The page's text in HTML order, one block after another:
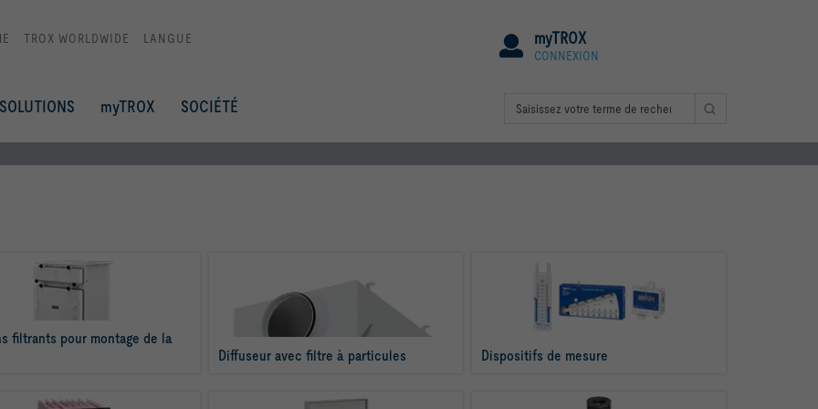
TROX WORLDWIDE LANGUE myTROX
CONNEXION
SOLUTIONS myTROX SOCIÉTÉ
filtrants pour montage de la
Diffuseur avec filtre à particules
Dispositifs de mesure